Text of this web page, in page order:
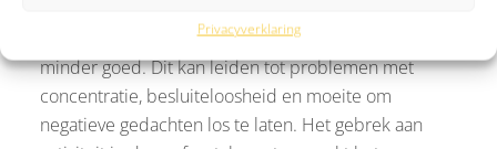
Privacyverklaring
Bij depressie functioneert de prefrontale cortex vaak
minder goed. Dit kan leiden tot problemen met
concentratie, besluiteloosheid en moeite om
negatieve gedachten los te laten. Het gebrek aan